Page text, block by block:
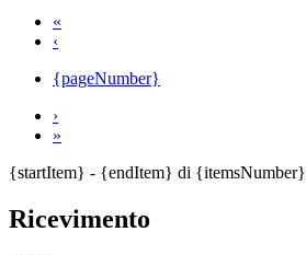
«
‹
{pageNumber}
›
»
{startItem} - {endItem} di {itemsNumber}
Ricevimento